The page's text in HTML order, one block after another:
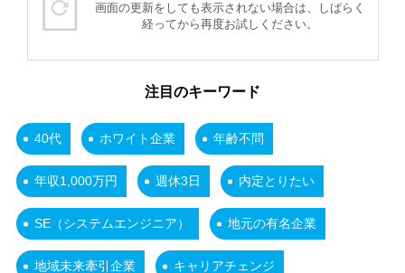
画面の更新をしても表示されない場合は、しばらく
経ってから再度お試しください。
注目のキーワード
40代 ホワイト企業 年齢不問
年収1,000万円 週休3日 内定とりたい
SE（システムエンジニア） 地元の有名企業
地域未来牽引企業 キャリアチェンジ